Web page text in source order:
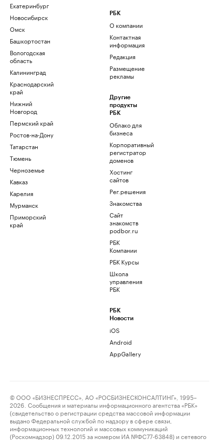
Екатеринбург
Новосибирск
Омск
Башкортостан
Вологодская
область
Калининград
Краснодарский
край
Нижний
Новгород
Пермский край
Ростов-на-Дону
Татарстан
Тюмень
Черноземье
Кавказ
Карелия
Мурманск
Приморский
край
РБК
О компании
Контактная
информация
Редакция
Размещение
рекламы
Другие
продукты
РБК
Облако для
бизнеса
Корпоративный
регистратор
доменов
Хостинг
сайтов
Рег.решения
Знакомства
Сайт
знакомств
podbor.ru
РБК
Компании
РБК Курсы
Школа
управления
РБК
РБК
Новости
iOS
Android
AppGallery
© ООО «БИЗНЕСПРЕСС», АО «РОСБИЗНЕСКОНСАЛТИНГ», 1995–
2026. Сообщения и материалы информационного агентства «РБК»
(свидетельство о регистрации средства массовой информации
выдано Федеральной службой по надзору в сфере связи,
информационных технологий и массовых коммуникаций
(Роскомнадзор) 09.12.2015 за номером ИА №ФС77-63848) и сетевого